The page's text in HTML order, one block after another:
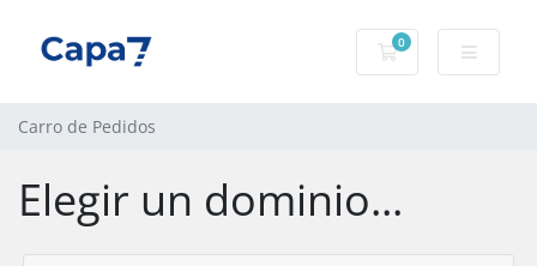
0
Carro de Pedidos
Carro de Pedidos
Elegir un dominio...